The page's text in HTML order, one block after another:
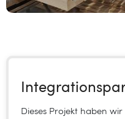
Dieses Projekt haben